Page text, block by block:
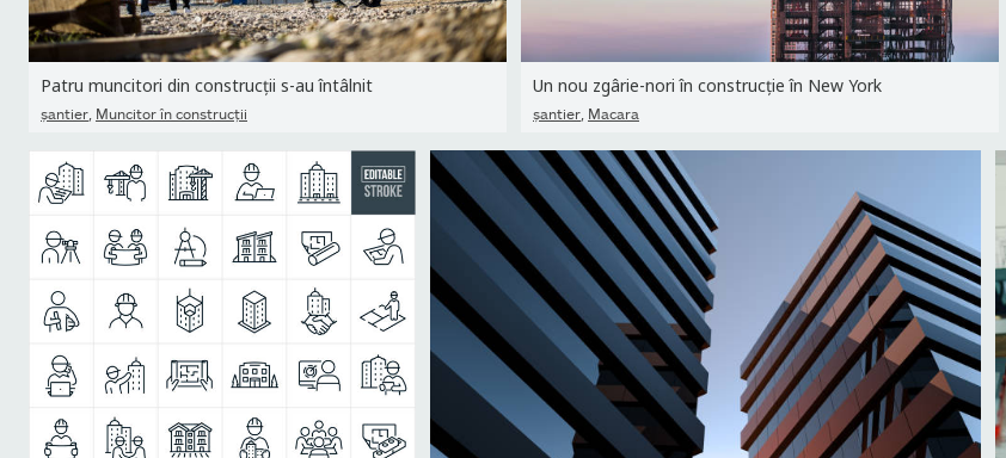
Patru muncitori din construcții s-au întâlnit
şantier, Muncitor în construcţii
Un nou zgârie-nori în construcție în New York
şantier, Macara